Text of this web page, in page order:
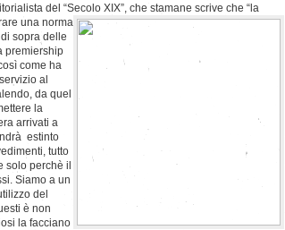
del “Secolo XIX”, che stamane scrive che “la
una norma
sopra delle
premiership
come ha
al
da quel
la
arrivati a
estinto
tutto
solo perchè il
Siamo a un
del
è non
la facciano